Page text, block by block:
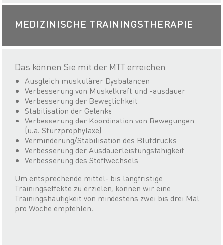
MEDIZINISCHE TRAININGSTHERAPIE
Das können Sie mit der MTT erreichen
Ausgleich muskulärer Dysbalancen
Verbesserung von Muskelkraft und -ausdauer
Verbesserung der Beweglichkeit
Stabilisation der Gelenke
Verbesserung der Koordination von Bewegungen
(u.a. Sturzprophylaxe)
Verminderung/Stabilisation des Blutdrucks
Verbesserung der Ausdauerleistungsfähigkeit
Verbesserung des Stoffwechsels
Um entsprechende mittel- bis langfristige
Trainingseffekte zu erzielen, können wir eine
Trainingshäufigkeit von mindestens zwei bis drei Mal
pro Woche empfehlen.